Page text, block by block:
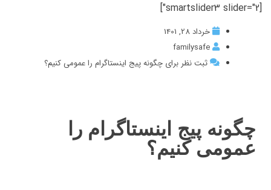
[smartslider3 slider="2"]
خرداد 28, 1401
familysafe
ثبت نظر برای چگونه پیج اینستاگرام را عمومی کنیم؟
چگونه پیج اینستاگرام را
عمومی کنیم؟